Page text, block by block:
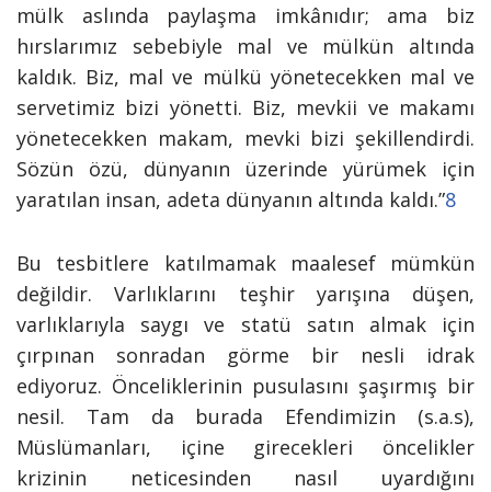
mülk aslında paylaşma imkânıdır; ama biz
hırslarımız sebebiyle mal ve mülkün altında
kaldık. Biz, mal ve mülkü yönetecekken mal ve
servetimiz bizi yönetti. Biz, mevkii ve makamı
yönetecekken makam, mevki bizi şekillendirdi.
Sözün özü, dünyanın üzerinde yürümek için
yaratılan insan, adeta dünyanın altında kaldı.”8
Bu tesbitlere katılmamak maalesef mümkün
değildir.Varlıklarını teşhir yarışına düşen,
varlıklarıyla saygı ve statü satın almak için
çırpınan sonradan görme bir nesli idrak
ediyoruz. Önceliklerinin pusulasını şaşırmış bir
nesil. Tam da burada Efendimizin (s.a.s),
Müslümanları, içine girecekleri öncelikler
krizinin neticesinden nasıl uyardığını